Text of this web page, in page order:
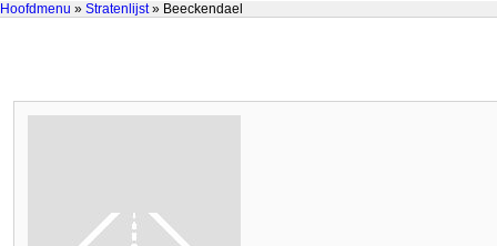
Hoofdmenu » Stratenlijst» Beeckendael